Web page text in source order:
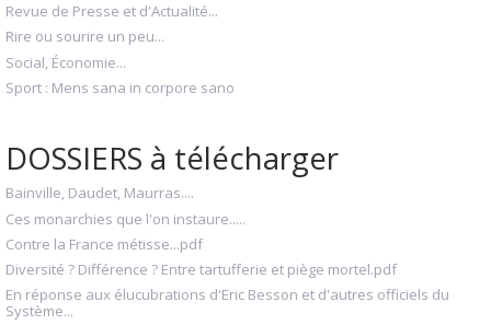
Revue de Presse et d'Actualité...
Rire ou sourire un peu...
Social, Économie...
Sport : Mens sana in corpore sano
DOSSIERS à télécharger
Bainville, Daudet, Maurras....
Ces monarchies que l'on instaure.....
Contre la France métisse...pdf
Diversité ? Différence ? Entre tartufferie et piège mortel.pdf
En réponse aux élucubrations d'Eric Besson et d'autres officiels du
Système...